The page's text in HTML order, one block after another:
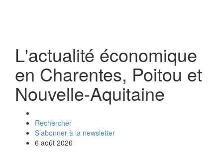
L'actualité économique
en Charentes, Poitou et
Nouvelle-Aquitaine
Rechercher
S’abonner à la newsletter
6 août 2026